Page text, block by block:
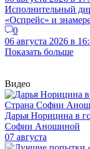
Исполнительный
«Оспрейс» и
0
06 августа 2026 в
Показать больше
Видео
Дарья Норицина в
Софии Аношиной
07 августа